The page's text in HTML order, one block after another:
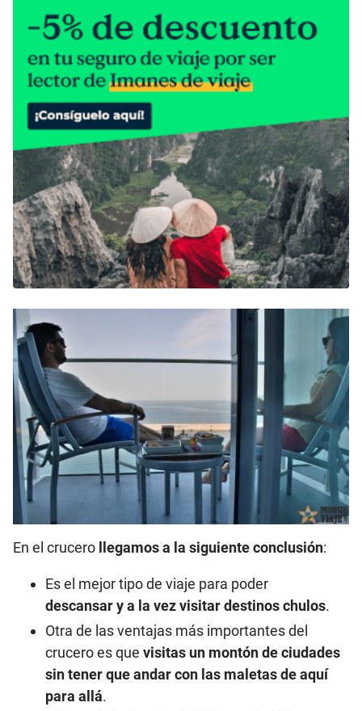
En el crucero llegamos a la siguiente conclusión:
Es el mejor tipo de viaje para poder
descansar y a la vez visitar destinos chulos.
Otra de las ventajas más importantes del
crucero es que visitas un montón de ciudades
sin tener que andar con las maletas de aquí
para allá.